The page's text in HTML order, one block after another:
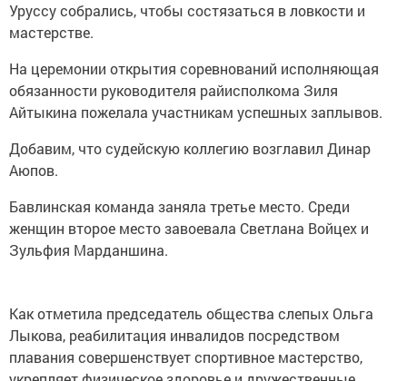
Уруссу собрались, чтобы состязаться в ловкости и
мастерстве.
На церемонии открытия соревнований исполняющая
обязанности руководителя райисполкома Зиля
Айтыкина пожелала участникам успешных заплывов.
Добавим, что судейскую коллегию возглавил Динар
Аюпов.
Бавлинская команда заняла третье место. Среди
женщин второе место завоевала Светлана Войцех и
Зульфия Марданшина.
Как отметила председатель общества слепых Ольга
Лыкова, реабилитация инвалидов посредством
плавания совершенствует спортивное мастерство,